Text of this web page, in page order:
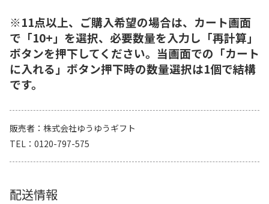
※11点以上、ご購入希望の場合は、カート画面
で「10+」を選択、必要数量を入力し「再計算」
ボタンを押下してください。当画面での「カート
に入れる」ボタン押下時の数量選択は1個で結構
です。
販売者
株式会社ゆうゆうギフト
TEL
0120-797-575
配送情報